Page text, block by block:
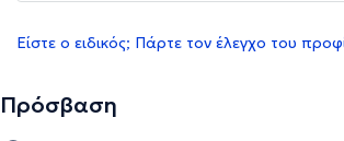
Είστε ο ειδικός; Πάρτε τον έλεγχο του
Πρόσβαση